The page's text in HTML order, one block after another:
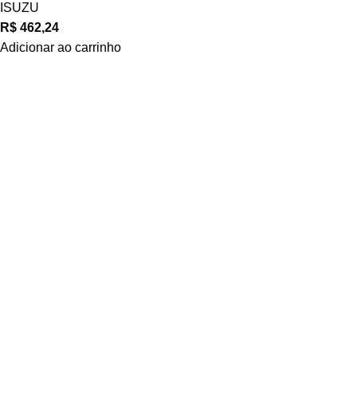
ISUZU
R$ 462,24
Adicionar ao carrinho